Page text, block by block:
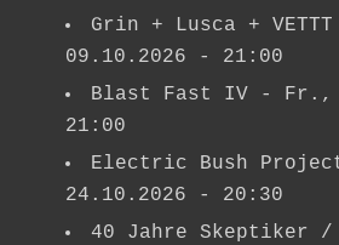
Grin + Lusca + VETTT
09.10.2026 - 21:00
Blast Fast IV- Fr.,
21:00
Electric Bush
24.10.2026 - 20:30
40 Jahre Skeptiker /